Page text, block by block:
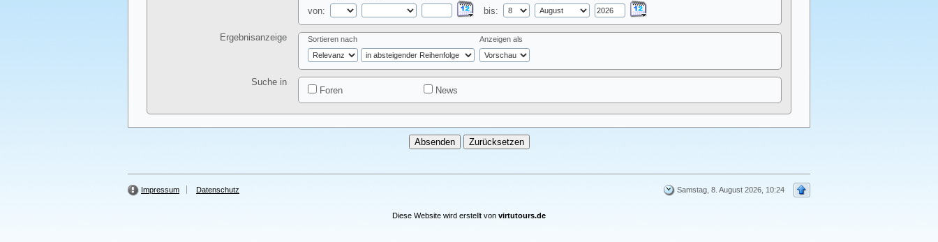
von:
bis:
Ergebnisanzeige Sortieren nach Anzeigen als
Suche in
Foren
News
Impressum Datenschutz Samstag, 8. August 2026, 10:24
Diese Website wird erstellt von virtutours.de